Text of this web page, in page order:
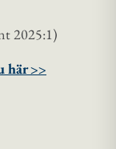
2025:1)
här >>